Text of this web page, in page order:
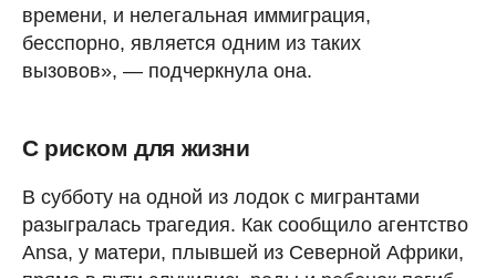
времени, и нелегальная иммиграция,
бесспорно, является одним из таких
вызовов», — подчеркнула она.
С риском для жизни
В субботу на одной из лодок с мигрантами
разыгралась трагедия. Как сообщило агентство
Ansa, у матери, плывшей из Северной Африки,